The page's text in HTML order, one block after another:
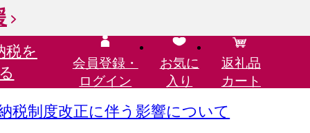
税を
会員登録・
ログイン
お気に
入り
返礼品
カート
税制度改正に伴う影響について